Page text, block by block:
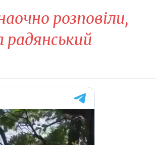
розповіли,